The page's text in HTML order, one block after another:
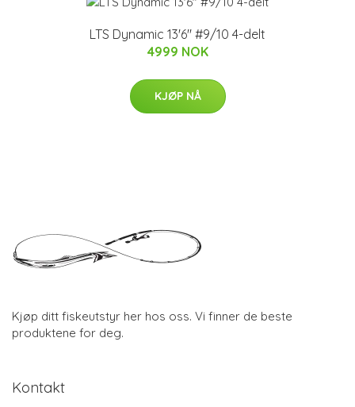
LTS Dynamic 13'6" #9/10 4-delt
4999 NOK
KJØP NÅ
Kjøp ditt fiskeutstyr her hos oss. Vi finner de beste
produktene for deg.
Kontakt